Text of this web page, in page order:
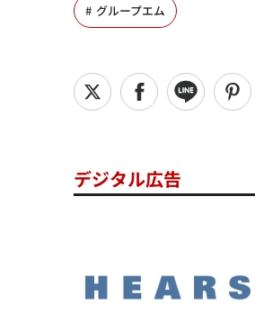
グループエム
デジタル広告